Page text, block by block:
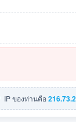
IP ของท่านคือ